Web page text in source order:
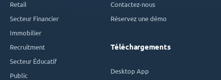
Retail
Secteur Financier
Immobilier
Recruitment
Secteur Éducatif
Public
Contactez-nous
Réservez une démo
Téléchargements
Desktop App